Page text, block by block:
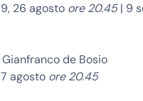
26 agosto ore 20.45| 9
de Bosio
agosto ore 20.45